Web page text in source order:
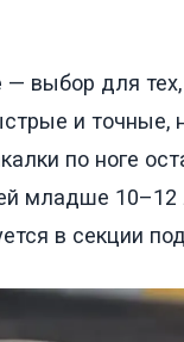
— выбор для
и точные,
по ноге
младше 10–12
в секции